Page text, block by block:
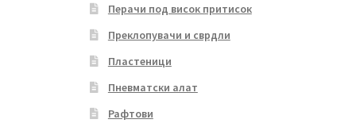
Перачи под висок притисок
Преклопувачи и сврдли
Пластеници
Пневматски алат
Рафтови